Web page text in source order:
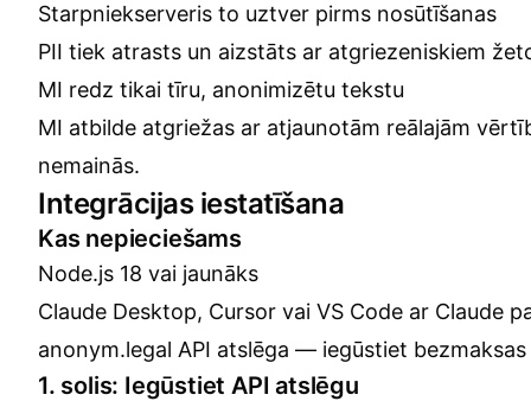
Starpniekserveris to uztver pirms nosūtīšanas
PII tiek atrasts un aizstāts ar atgriezeniskiem
MI redz tikai tīru, anonimizētu tekstu
MI atbilde atgriežas ar atjaunotām reālajām
nemainās.
Integrācijas iestatīšana
Kas nepieciešams
Node.js 18 vai jaunāks
Claude Desktop, Cursor vai VS Code ar Claude
anonym.legal API atslēga — iegūstiet bezmaksas
1. solis: Iegūstiet API atslēgu